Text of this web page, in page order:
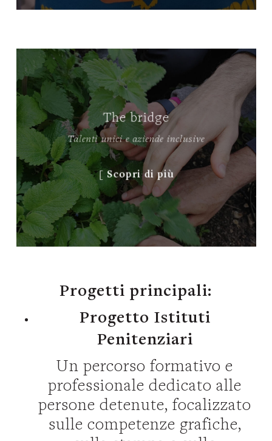
The bridge
Talenti unici e aziende inclusive
[ Scopri di più
Progetti principali:
Progetto Istituti
Penitenziari
Un percorso formativo e
professionale dedicato alle
persone detenute, focalizzato
sulle competenze grafiche,